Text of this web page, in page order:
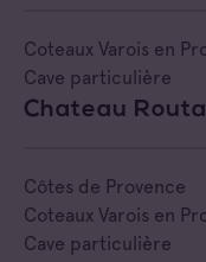
Coteaux Varois en
Cave particulière
Chateau
Côtes de Provence
Coteaux Varois en
Cave particulière